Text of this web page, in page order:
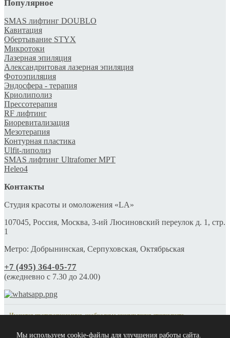
Популярное
SMAS лифтинг DOUBLO
Кавитация
Обертывание STYX
Микротоки
Лазерная эпиляция
Александритовая лазерная эпиляция
Фотоэпиляция
Эндосфера - терапия
Криолиполиз
Прессотерапия
RF лифтинг
Биоревитализация
Мезотерапия
Контурная пластика
Ulfit-липолиз
SMAS лифтинг Ultrafomer MPT
Heleo4
Контакты
Студия красоты и омоложения «LA»
107045, Россия, Москва, 3-ий Люсиновский переулок д. 1, стр.
1
Метро: Добрынинская, Серпуховская, Октябрьская
+7 (495) 364-05-77
(ежедневно c 7.30 до 24.00)
Имеются противопоказания, необходима консультация специалиста.
информационный характер и ни при каких
Мы используем cookie-файлы для улучшения работы сайта.